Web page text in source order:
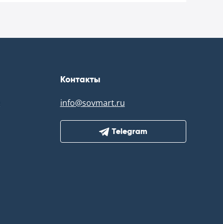
Контакты
info@sovmart.ru
Telegram